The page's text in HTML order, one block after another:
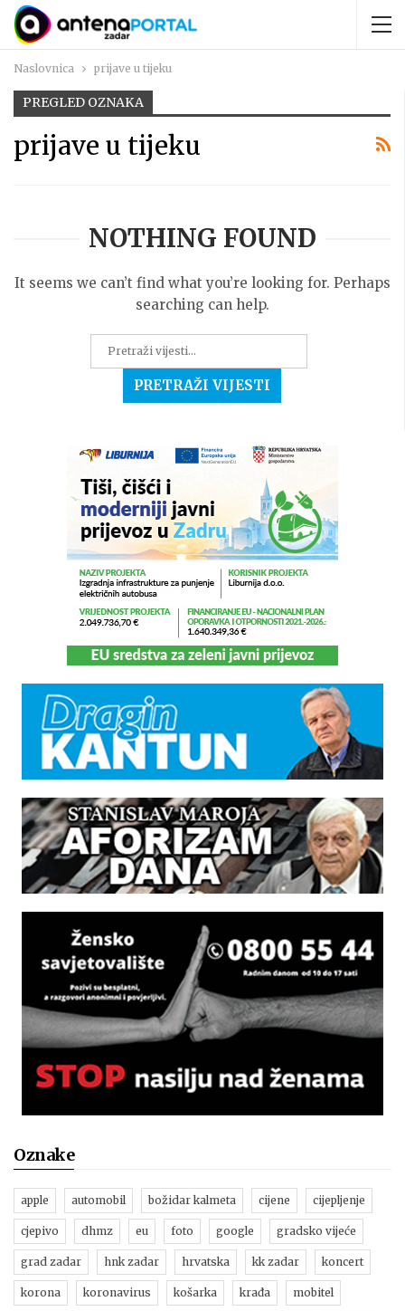
Naslovnica prijave u tijeku
PREGLED OZNAKA
prijave u tijeku
NOTHING FOUND
It seems we can’t find what you’re looking for. Perhaps
searching can help.
Oznake
apple automobil božidar kalmeta cijene cijepljenje
cjepivo dhmz eu foto google gradsko vijeće
grad zadar hnk zadar hrvatska kk zadar koncert
korona koronavirus košarka krađa mobitel